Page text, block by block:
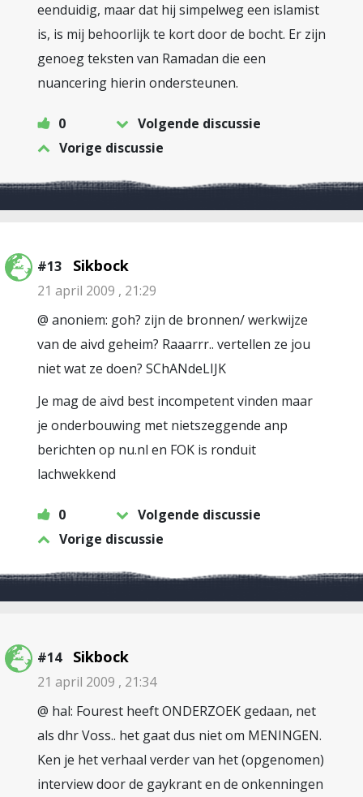
eenduidig, maar dat hij simpelweg een islamist
is, is mij behoorlijk te kort door de bocht. Er zijn
genoeg teksten van Ramadan die een
nuancering hierin ondersteunen.
0
Volgende discussie
Vorige discussie
#13 Sikbock
21 april 2009 , 21:29
@ anoniem: goh? zijn de bronnen/ werkwijze
van de aivd geheim? Raaarrr.. vertellen ze jou
niet wat ze doen? SChANdeLIJK
Je mag de aivd best incompetent vinden maar
je onderbouwing met nietszeggende anp
berichten op nu.nl en FOK is ronduit
lachwekkend
0
Volgende discussie
Vorige discussie
#14 Sikbock
21 april 2009 , 21:34
@ hal: Fourest heeft ONDERZOEK gedaan, net
als dhr Voss.. het gaat dus niet om MENINGEN.
Ken je het verhaal verder van het (opgenomen)
interview door de gaykrant en de onkenningen